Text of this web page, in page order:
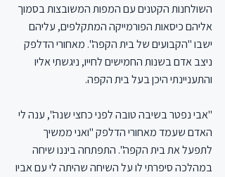
השולחנות הקטנים עם המפות המשובצות בסמוך
אליהם כיסאות הפורמייקה המתקלפים, עליהם
ישבו "הקבועים של בית הקפה". מאחורי הדלפק
ניצב אדם בשנות החמישים לחייו, ניגשתי אליו
והתעניינתי היכן בעל בית הקפה.
"אבי נפטר בשיבה טובה לפני כחצי שנה", ענה לי
האדם שעמד מאחורי הדלפק "ואני ממשיך
לתפעל את בית הקפה". התפתחה ביננו שיחה
במהלכה סיפרתי לו על השיחה שהיתה לי עם אביו